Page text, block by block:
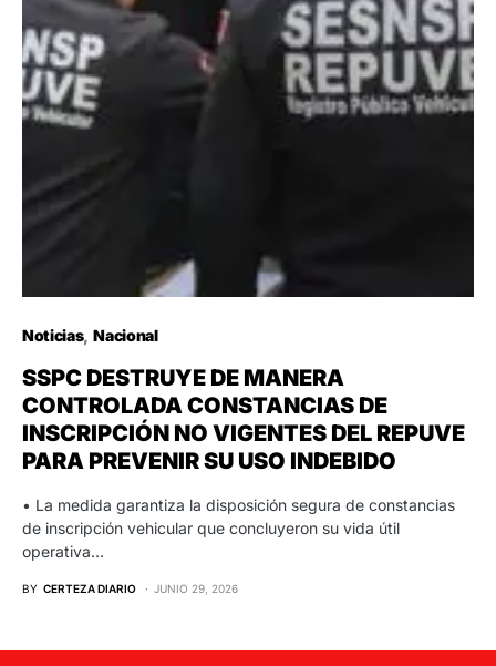
Noticias Nacional
SSPC DESTRUYE DE MANERA
CONTROLADA CONSTANCIAS DE
INSCRIPCIÓN NO VIGENTES DEL REPUVE
PARA PREVENIR SU USO INDEBIDO
• La medida garantiza la disposición segura de constancias
de inscripción vehicular que concluyeron su vida útil
operativa…
BY CERTEZA DIARIO JUNIO 29, 2026